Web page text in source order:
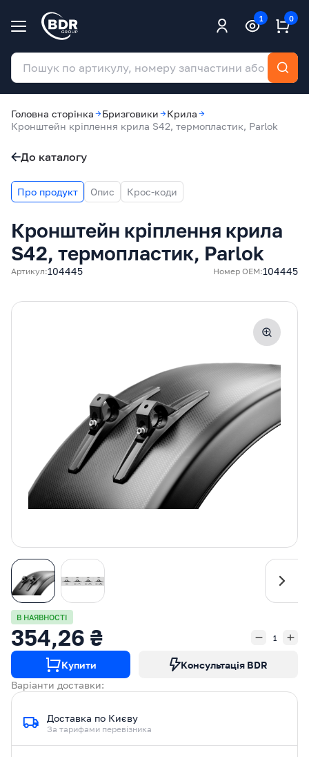
1 0
Головна сторінка Бризговики
Крила
Кронштейн кріплення крила S42, термопластик, Parlok
До каталогу
Про продукт Опис Крос-коди
Кронштейн кріплення крила
S42, термопластик, Parlok
Артикул:104445 Номер ОЕМ:104445
В НАЯВНОСТІ
354,26 ₴
Купити
Консультація BDR
Варіанти доставки:
Доставка по Києву
За тарифами перевізника